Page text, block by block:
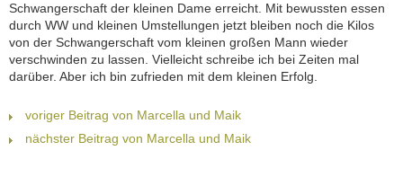
Schwangerschaft der kleinen Dame erreicht. Mit bewussten essen
durch WW und kleinen Umstellungen jetzt bleiben noch die Kilos
von der Schwangerschaft vom kleinen großen Mann wieder
verschwinden zu lassen. Vielleicht schreibe ich bei Zeiten mal
darüber. Aber ich bin zufrieden mit dem kleinen Erfolg.
voriger Beitrag von Marcella und Maik
nächster Beitrag von Marcella und Maik